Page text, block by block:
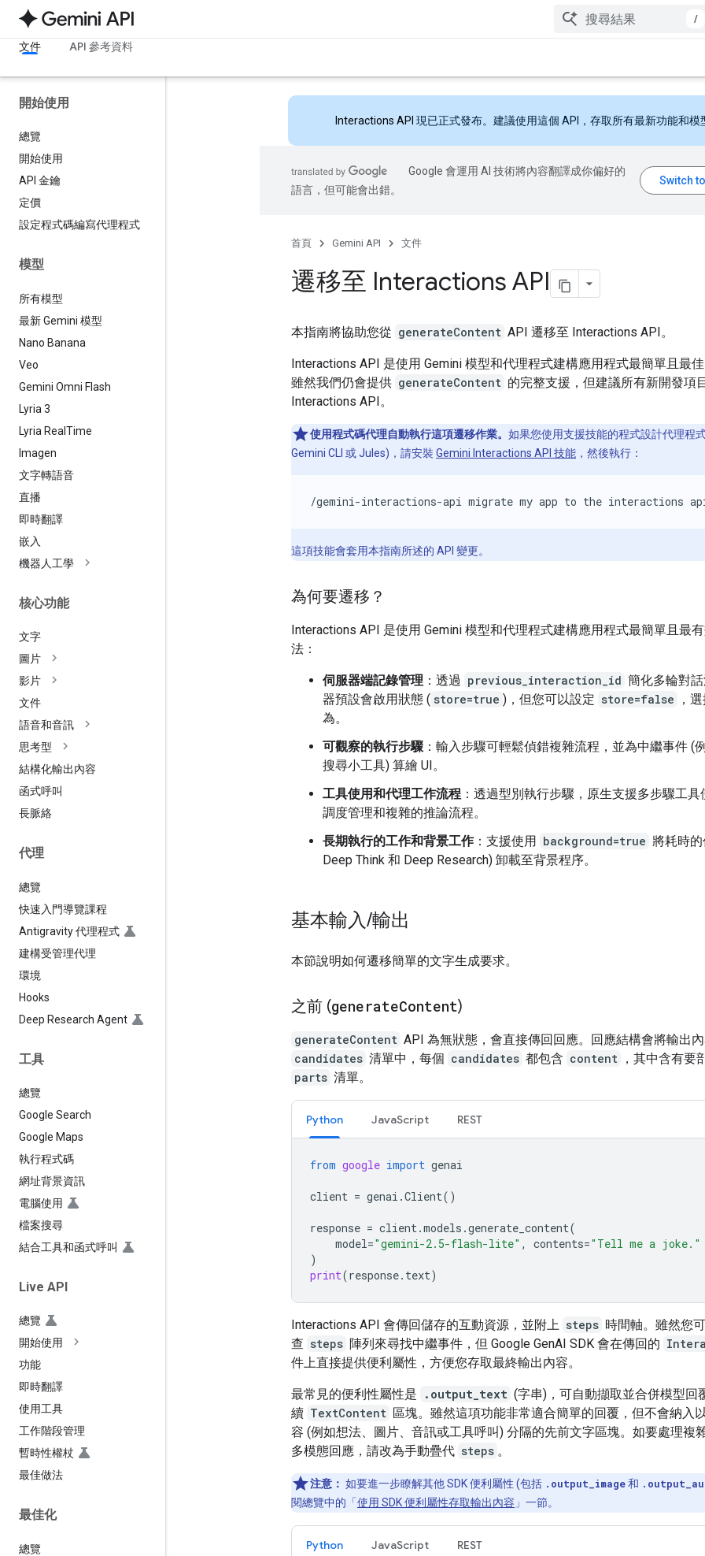
/
文件 API 參考資料
開始使用
總覽
開始使用
API 金鑰
定價
設定程式碼編寫代理程式
模型
所有模型
最新 Gemini 模型
Nano Banana
Veo
Gemini Omni Flash
Lyria 3
Lyria Real Time
Imagen
文字轉語音
直播
即時翻譯
嵌入
機器人工學
核心功能
文字
圖片
影片
文件
語音和音訊
思考型
結構化輸出內容
函式呼叫
長脈絡
代理
總覽
快速入門導覽課程
Antigravity 代理程式
建構受管理代理
環境
Hooks
Deep Research Agent
工具
總覽
Google Search
Google Maps
執行程式碼
網址背景資訊
電腦使用
檔案搜尋
結合工具和函式呼叫
Live API
總覽
開始使用
功能
即時翻譯
使用工具
工作階段管理
暫時性權杖
最佳做法
最佳化
總覽
Interactions API 現已正式發布。建議使用這個 API，存取所有最新功能和模
Google 會運用 AI 技術將內容翻譯成你偏好的
語言，但可能會出錯。
首頁 Gemini API 文件
遷移至 Interactions API
本指南將協助您從 generateContent API 遷移至 Interactions API。
Interactions API 是使用 Gemini 模型和代理程式建構應用程式最簡單且最佳
雖然我們仍會提供 generateContent 的完整支援，但建議所有新開發項
Interactions API。
使用程式碼代理自動執行這項遷移作業。 如果您使用支援技能的程式設計代理程
Gemini CLI 或 Jules)，請安裝 Gemini Interactions API 技能 ，然後執行：
/gemini-interactions-api migrate my app to the interactions
這項技能會套用本指南所述的 API 變更。
為何要遷移？
Interactions API 是使用 Gemini 模型和代理程式建構應用程式最簡單且最
法：
伺服器端記錄管理 ：透過 previous_interaction_id 簡化多輪對
器預設會啟用狀態 ( store=true )，但您可以設定 store=false
，
為。
可觀察的執行步驟 ：輸入步驟可輕鬆偵錯複雜流程，並為中繼事件 (
搜尋小工具) 算繪 UI。
工具使用和代理工作流程 ：透過型別執行步驟，原生支援多步驟工具
調度管理和複雜的推論流程。
長期執行的工作和背景工作：支援使用 background=true 將耗時
Deep Think 和 Deep Research) 卸載至背景程序。
基本輸入/輸出
本節說明如何遷移簡單的文字生成要求。
之前 (generateContent)
generateContent API 為無狀態，會直接傳回回應。回應結構會將輸出
candidates 清單中，每個 candidates 都包含 content ，其中含有要
parts 清單。
Python JavaScript REST
from google import genai
client = genai .Client()
response = client.models .generate_content(
model="gemini-2.5-flash-lite" , contents="Tell me a joke."
)
print(response. text)
Interactions API 會傳回儲存的互動資源，並附上 steps 時間軸。雖然您
查 steps 陣列來尋找中繼事件，但 Google GenAI SDK 會在傳回的
件上直接提供便利屬性，方便您存取最終輸出內容。
最常見的便利性屬性是 .output_text (字串)，可自動擷取並合併模型回
續 TextContent 區塊。雖然這項功能非常適合簡單的回覆，但不會納入
容 (例如想法、圖片、音訊或工具呼叫) 分隔的先前文字區塊。如要處理複
多模態回應，請改為手動疊代 steps 。
注意： 如要進一步瞭解其他 SDK 便利屬性 (包括 .output_image和
閱總覽中的「 使用 SDK 便利屬性存取輸出內容 」一節。
Python JavaScript REST